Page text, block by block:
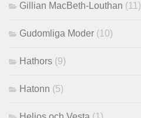
Gillian MacBeth-Louthan (11)
Gudomliga Moder (10)
Hathors (9)
Hatonn (5)